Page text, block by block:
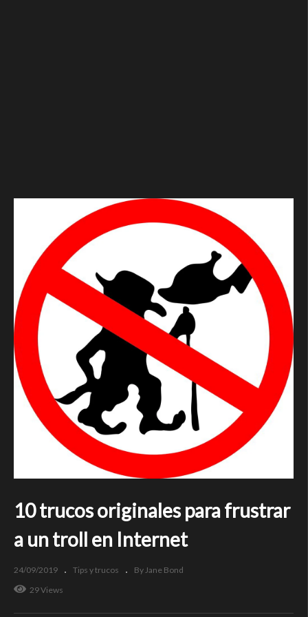
10 trucos originales para frustrar
a un troll en Internet
24/09/2019 Tips y trucos
By Jane Bond
29 Views